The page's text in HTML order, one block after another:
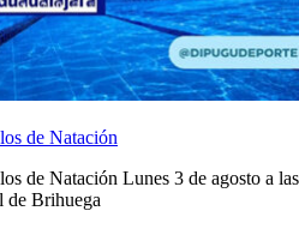
de Natación
de Natación Lunes 3 de agosto a las
de Brihuega